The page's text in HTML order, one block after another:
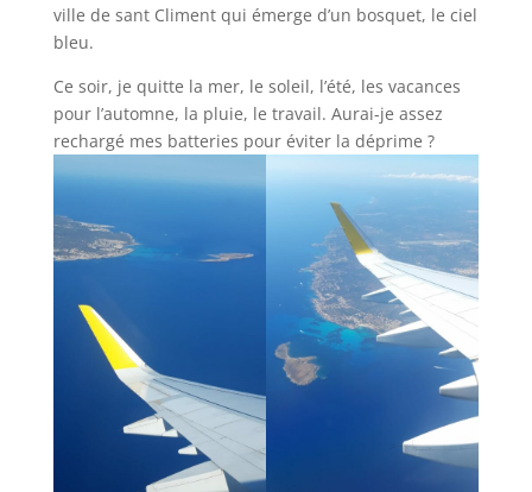
ville de sant Climent qui émerge d’un bosquet, le ciel
bleu.
Ce soir, je quitte la mer, le soleil, l’été, les vacances
pour l’automne, la pluie, le travail. Aurai-je assez
rechargé mes batteries pour éviter la déprime ?